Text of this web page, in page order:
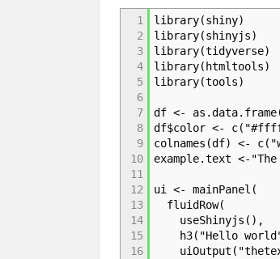
1
2
3
4
5
6
7
8
9
10
11
12
13
14
15
16
library(shiny)
library(shinyjs)
library(tidyverse)
library(htmltools)
library(tools)
df <-
df$color <-
colnames(df) <-
example.text <-
ui <- mainPanel(
fluidRow(
useShinyjs(),
h3("Hello